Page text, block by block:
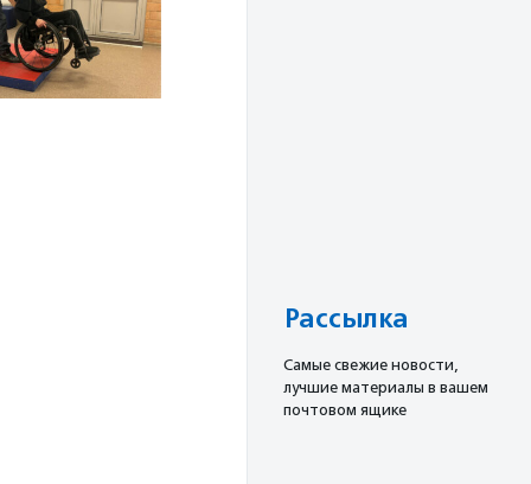
Рассылка
Cамые свежие новости,
лучшие материалы в вашем
почтовом ящике